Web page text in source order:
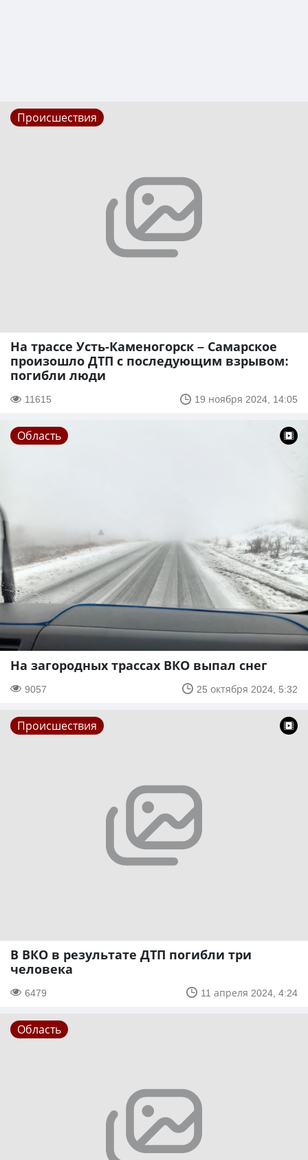
Происшествия
На трассе Усть-Каменогорск – Самарское
произошло ДТП с последующим взрывом:
погибли люди
11615 19 ноября 2024, 14:05
Область
На загородных трассах ВКО выпал снег
9057 25 октября 2024, 5:32
Происшествия
В ВКО в результате ДТП погибли три
человека
6479 11 апреля 2024, 4:24
Область